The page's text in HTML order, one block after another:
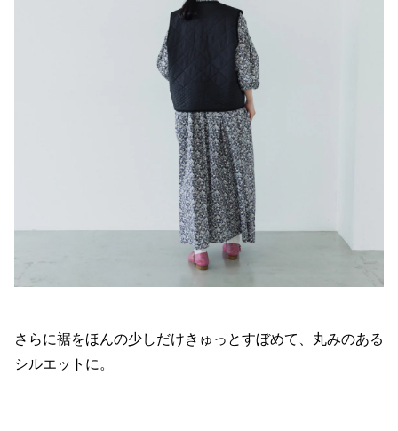
さらに裾をほんの少しだけきゅっとすぼめて、丸みのある
シルエットに。